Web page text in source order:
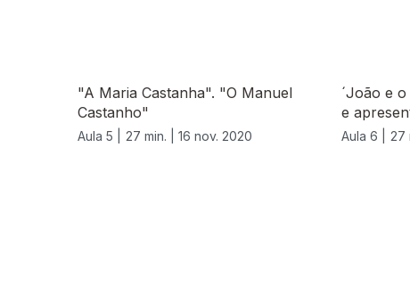
"A Maria Castanha". "O Manuel
Castanho"
Aula 5 | 27 min. | 16 nov. 2020
´João e
e
Aula 6 | 27